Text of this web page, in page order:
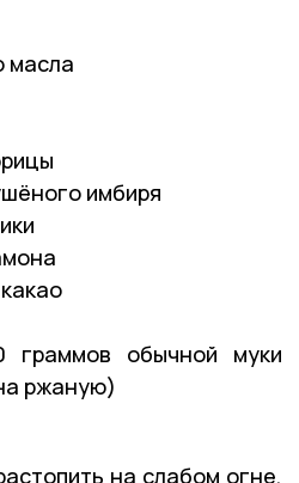
масла
имбиря
обычной муки
ржаную)
на слабом огне,